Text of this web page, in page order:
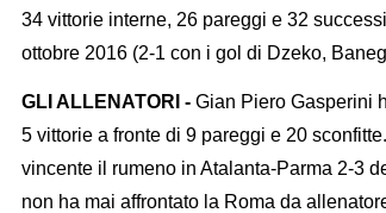
34 vittorie interne, 26 pareggi e 32
ottobre 2016 (2-1 con i gol di Dzeko,
GLI ALLENATORI - Gian Piero Gasperini
5 vittorie a fronte di 9 pareggi e 20
vincente il rumeno in Atalanta-Parma 2-3
non ha mai affrontato la Roma da